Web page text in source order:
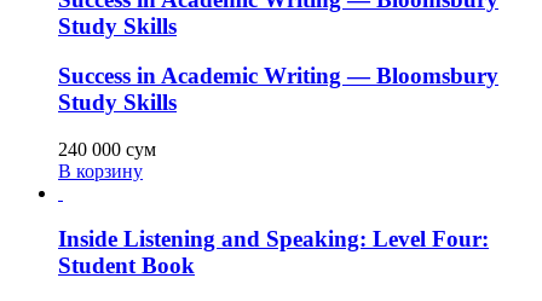
Study Skills
Success in Academic Writing — Bloomsbury
Study Skills
240 000 сум
В корзину
Inside Listening and Speaking: Level Four:
Student Book